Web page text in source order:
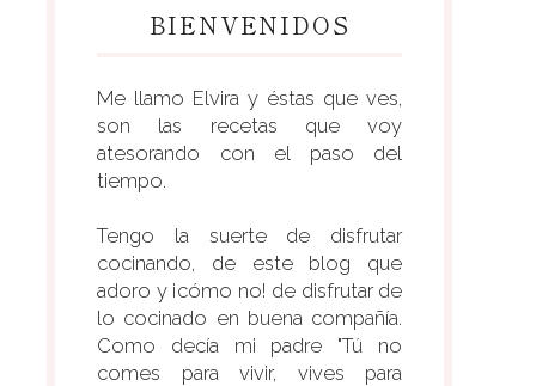
BIENVENIDOS
Me llamo Elvira y éstas que ves,
son las recetas que voy
atesorando con el paso del
tiempo.
Tengo la suerte de disfrutar
cocinando, de este blog que
adoro y ¡cómo no! de disfrutar de
lo cocinado en buena compañía.
Como decía mi padre "Tú no
comes para vivir, vives para